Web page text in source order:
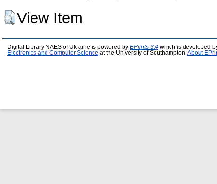
View Item
Digital Library NAES of Ukraine is powered by EPrints 3.4 which is developed
Electronics and Computer Science at the University of Southampton. About